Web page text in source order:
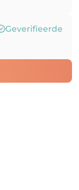
Geverifieerde